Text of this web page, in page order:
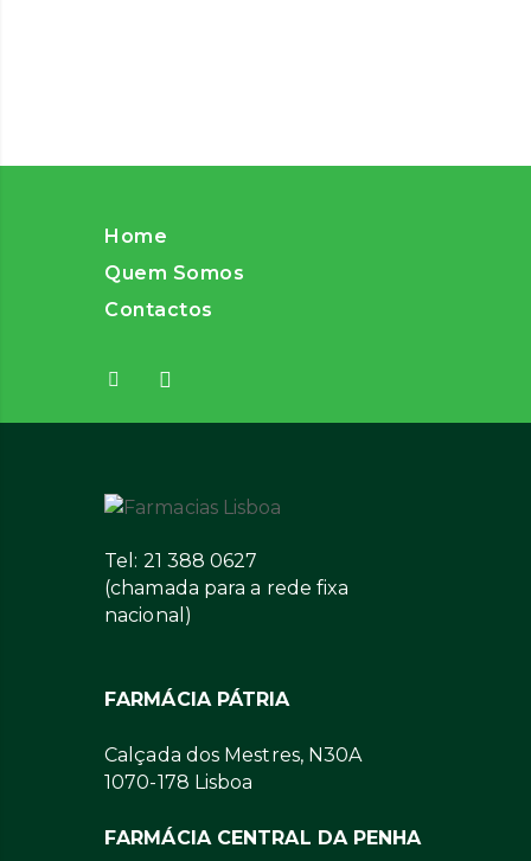
Home
Quem Somos
Contactos
Tel: 21 388 0627
(chamada para a rede fixa
nacional)
FARMÁCIA PÁTRIA
Calçada dos Mestres, N30A
1070-178 Lisboa
FARMÁCIA CENTRAL DA PENHA